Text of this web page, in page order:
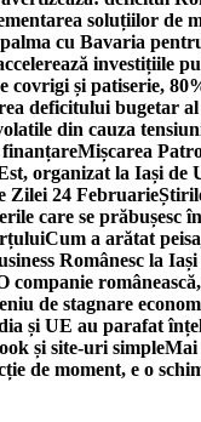
soluțiilor de
cu Bavaria
investițiile
covrigi și patiserie,
deficitului bugetar
din cauza
finanțareMișcarea
organizat la Iași de
Zilei 24 Februarie
care se prăbușesc
Cum a arătat
Românesc la
companie
de stagnare
și UE au parafat
și site-uri simpleMai
de moment, e o